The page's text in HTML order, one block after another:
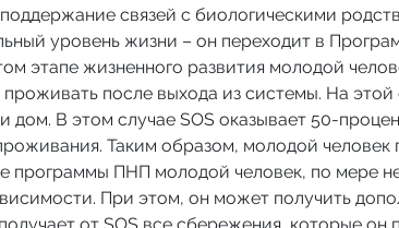
связей с биологическими
уровень жизни – он переходит в
этапе жизненного развития молодой
проживать после выхода из системы. На
дом. В этом случае SOS оказывает 50-
Таким образом, молодой
программы ПНП молодой человек, по мере
При этом, он может получить
от SOS все сбережения, которые он